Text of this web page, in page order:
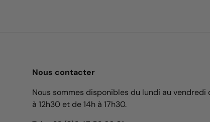
Nous contacter
Nous sommes disponibles du lundi au vendredi
à 12h30 et de 14h à 17h30.